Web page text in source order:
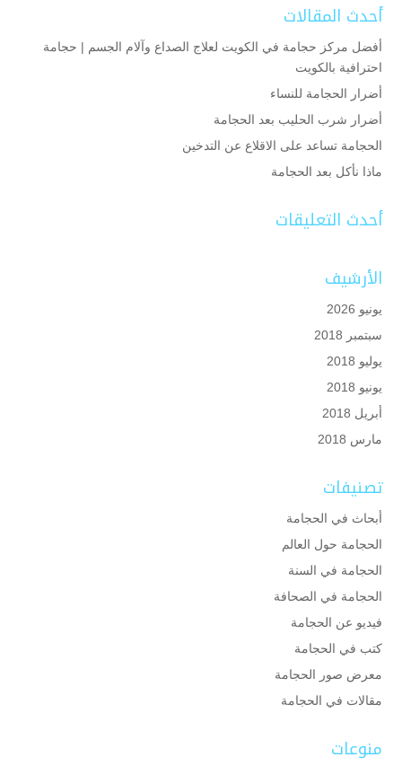
أحدث المقالات
أفضل مركز حجامة في الكويت لعلاج الصداع وآلام الجسم | حجامة
احترافية بالكويت
أضرار الحجامة للنساء
أضرار شرب الحليب بعد الحجامة
الحجامة تساعد على الاقلاع عن التدخين
ماذا نأكل بعد الحجامة
أحدث التعليقات
الأرشيف
يونيو 2026
سبتمبر 2018
يوليو 2018
يونيو 2018
أبريل 2018
مارس 2018
تصنيفات
أبحاث في الحجامة
الحجامة حول العالم
الحجامة في السنة
الحجامة في الصحافة
فيديو عن الحجامة
كتب في الحجامة
معرض صور الحجامة
مقالات في الحجامة
منوعات